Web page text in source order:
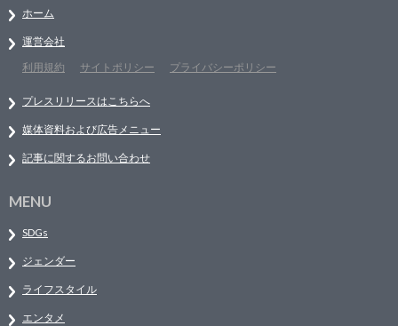
ホーム
運営会社
利用規約
サイトポリシー プライバシーポリシー
プレスリリースはこちらへ
媒体資料および広告メニュー
記事に関するお問い合わせ
MENU
SDGs
ジェンダー
ライフスタイル
エンタメ